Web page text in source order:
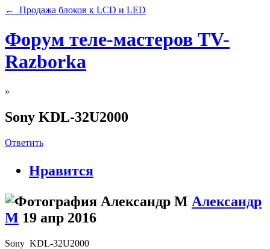
← Продажа блоков к LCD и LED
Форум теле-мастеров TV-
Razborka
»
Sony KDL-32U2000
Ответить
Нравится
Александр
М 19 апр 2016
Sony KDL-32U2000